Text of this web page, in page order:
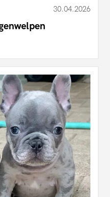
30.04.2026